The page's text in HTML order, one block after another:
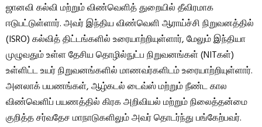
ஜானவி கல்வி மற்றும் விண்வெளித் துறையில் தீவிரமாக
ஈடுபட்டுள்ளார். அவர் இந்திய விண்வெளி ஆராய்ச்சி நிறுவனத்தில்
(ISRO) கல்வித் திட்டங்களில் உரையாற்றியுள்ளார், மேலும் இந்தியா
முழுவதும் உள்ள தேசிய தொழில்நுட்ப நிறுவனங்கள் (NITகள்)
உள்ளிட்ட உயர் நிறுவனங்களில் மாணவர்களிடம் உரையாற்றியுள்ளார்.
அனலாக் பயணங்கள், ஆழ்கடல் டைவ்ஸ் மற்றும் நீண்ட கால
விண்வெளிப் பயணத்தில் கிரக அறிவியல் மற்றும் நிலைத்தன்மை
குறித்த சர்வதேச மாநாடுகளிலும் அவர் தொடர்ந்து பங்கேற்பவர்.